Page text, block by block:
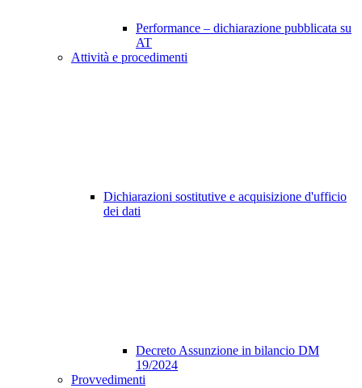
Performance – dichiarazione pubblicata su
AT
Attività e procedimenti
Dichiarazioni sostitutive e acquisizione d'ufficio
dei dati
Decreto Assunzione in bilancio DM
19/2024
Provvedimenti